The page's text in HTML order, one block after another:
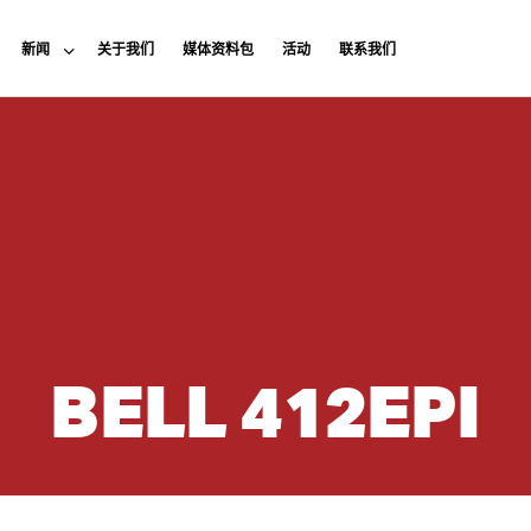
新闻 关于我们 媒体资料包 活动 联系我们
BELL 412EPI